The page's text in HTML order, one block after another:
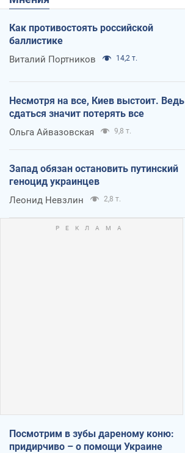
Как противостоять российской
баллистике
Виталий Портников 14,2 т.
Несмотря на все, Киев выстоит. Ведь
сдаться значит потерять все
Ольга Айвазовская 9,8 т.
Запад обязан остановить путинский
геноцид украинцев
Леонид Невзлин 2,8 т.
Посмотрим в зубы дареному коню:
придирчиво – о помощи Украине